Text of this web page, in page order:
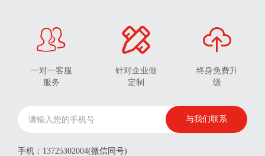
一对一客服
服务
针对企业做
定制
终身免费升
级
手机：13725302004(微信同号)